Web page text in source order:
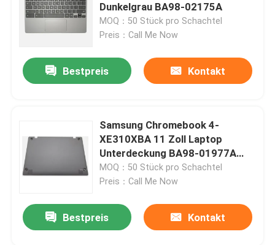
Haus
Produkte
Über uns
Qualitätskontrolle
Dunkelgrau BA98-02175A
MOQ：50 Stück pro Schachtel
Preis：Call Me Now
Bestpreis Kontakt
Samsung Chromebook 4-
XE310XBA 11 Zoll Laptop
Unterdeckung BA98-01977A
BA61-03990A
MOQ：50 Stück pro Schachtel
Preis：Call Me Now
Bestpreis Kontakt